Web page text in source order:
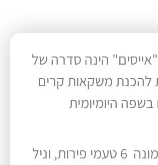
הינה סדרה של
להכנת משקאות קרים
בשפה היומיומית
הסדרה מונה 6 טעמי פירות, וניל